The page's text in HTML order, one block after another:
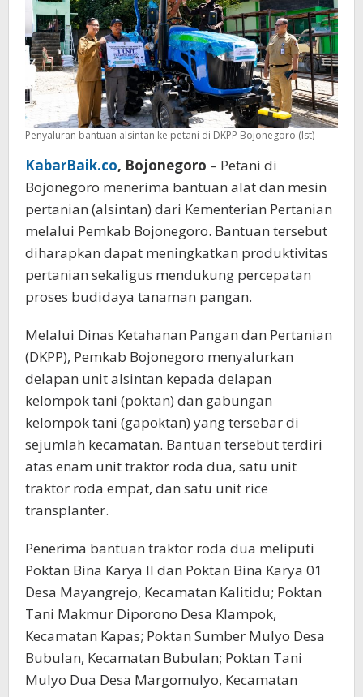
Penyaluran bantuan alsintan ke petani di DKPP Bojonegoro (Ist)
KabarBaik.co, Bojonegoro – Petani di
Bojonegoro menerima bantuan alat dan mesin
pertanian (alsintan) dari Kementerian Pertanian
melalui Pemkab Bojonegoro. Bantuan tersebut
diharapkan dapat meningkatkan produktivitas
pertanian sekaligus mendukung percepatan
proses budidaya tanaman pangan.
Melalui Dinas Ketahanan Pangan dan Pertanian
(DKPP), Pemkab Bojonegoro menyalurkan
delapan unit alsintan kepada delapan
kelompok tani (poktan) dan gabungan
kelompok tani (gapoktan) yang tersebar di
sejumlah kecamatan. Bantuan tersebut terdiri
atas enam unit traktor roda dua, satu unit
traktor roda empat, dan satu unit rice
transplanter.
Penerima bantuan traktor roda dua meliputi
Poktan Bina Karya II dan Poktan Bina Karya 01
Desa Mayangrejo, Kecamatan Kalitidu; Poktan
Tani Makmur Diporono Desa Klampok,
Kecamatan Kapas; Poktan Sumber Mulyo Desa
Bubulan, Kecamatan Bubulan; Poktan Tani
Mulyo Dua Desa Margomulyo, Kecamatan